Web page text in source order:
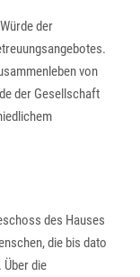
der
von
der Gesellschaft
des Hauses
die bis dato
die